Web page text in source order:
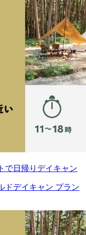
で日帰りデイキャン
ドデイキャン プラン